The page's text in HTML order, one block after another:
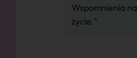
Wspomnienia
życie."